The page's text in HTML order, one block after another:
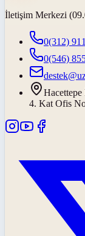
İletişim Merkezi
0(312)
0(546)
4. Kat Ofis